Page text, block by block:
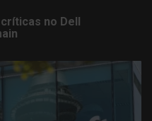
no Dell